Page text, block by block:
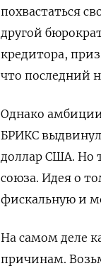
похвастаться
другой
кредитора,
что последний
Однако
БРИКС
доллар США. Но
союза. Идея о
фискальную и
На самом деле
причинам.